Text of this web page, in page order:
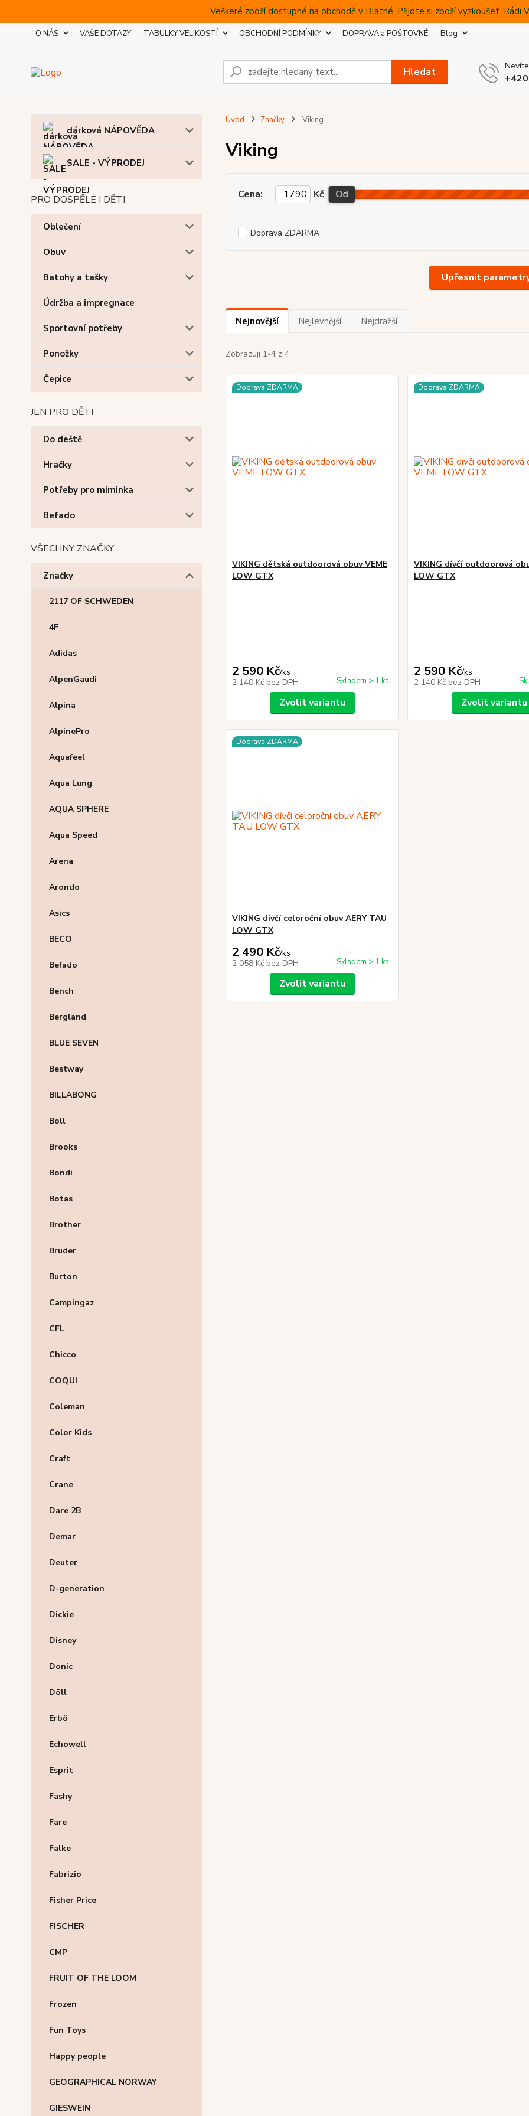
Veškeré zboží dostupné na obchodě v Blatné. Přijdte si zboží vyzkoušet. Rádi
O NÁS VAŠE DOTAZY TABULKY VELIKOSTÍ OBCHODNÍ PODMÍNKY DOPRAVA a POŠTOVNÉ Blog
Hledat
dárková NÁPOVĚDA
SALE - VÝPRODEJ
PRO DOSPĚLÉ I DĚTI
Oblečení
Obuv
Batohy a tašky
Údržba a impregnace
Sportovní potřeby
Ponožky
Čepice
JEN PRO DĚTI
Do deště
Hračky
Potřeby pro miminka
Befado
VŠECHNY ZNAČKY
Značky
2117 OF SCHWEDEN
4F
Adidas
AlpenGaudi
Alpina
AlpinePro
Aquafeel
Aqua Lung
AQUA SPHERE
Aqua Speed
Arena
Arondo
Asics
BECO
Befado
Bench
Bergland
BLUE SEVEN
Bestway
BILLABONG
Boll
Brooks
Bondi
Botas
Brother
Bruder
Burton
Campingaz
CFL
Chicco
COQUI
Coleman
Color Kids
Craft
Crane
Dare 2B
Demar
Deuter
D-generation
Dickie
Disney
Donic
Döll
Erbö
Echowell
Esprit
Fashy
Fare
Falke
Fabrizio
Fisher Price
FISCHER
CMP
FRUIT OF THE LOOM
Frozen
Fun Toys
Happy people
GEOGRAPHICAL NORWAY
GIESWEIN
Úvod Značky Viking
Viking
Upřesnit
Cena: Kč Od
Doprava ZDARMA
Nejnovější Nejlevnější Nejdražší
Zobrazuji 1-4 z 4
Doprava ZDARMA
VIKING dětská outdoorová obuv VEME
LOW GTX
2 590 Kč/ks
2 140 Kč bez DPH Skladem > 1 ks
Zvolit variantu
Doprava ZDARMA
VIKING dívčí outdoorová
LOW GTX
2 590 Kč/ks
2 140 Kč bez DPH
Zvolit variantu
Doprava ZDARMA
VIKING dívčí celoroční obuv AERY TAU
LOW GTX
2 490 Kč/ks
2 058 Kč bez DPH Skladem > 1 ks
Zvolit variantu